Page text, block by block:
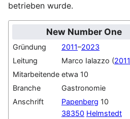
betrieben wurde.
New Number One
Gründung 2011–2023
Leitung
Marco Ialazzo (2011
Mitarbeitende etwa 10
Branche
Gastronomie
Anschrift
Papenberg 10
38350 Helmstedt